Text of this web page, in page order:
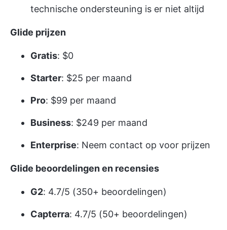
technische ondersteuning is er niet altijd
Glide prijzen
Gratis: $0
Starter: $25 per maand
Pro: $99 per maand
Business: $249 per maand
Enterprise: Neem contact op voor prijzen
Glide beoordelingen en recensies
G2: 4.7/5 (350+ beoordelingen)
Capterra: 4.7/5 (50+ beoordelingen)